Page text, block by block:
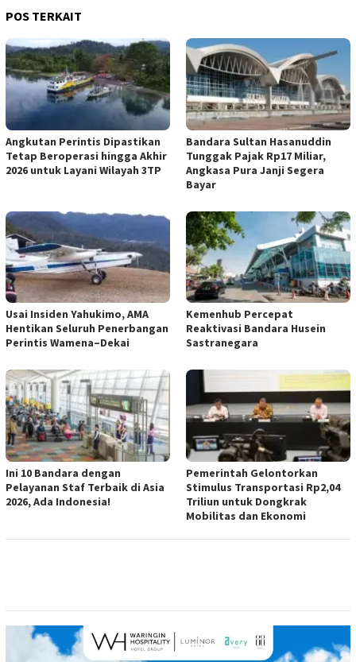
POS TERKAIT
Angkutan Perintis Dipastikan
Tetap Beroperasi hingga Akhir
2026 untuk Layani Wilayah 3TP
Bandara Sultan Hasanuddin
Tunggak Pajak Rp17 Miliar,
Angkasa Pura Janji Segera
Bayar
Usai Insiden Yahukimo, AMA
Hentikan Seluruh Penerbangan
Perintis Wamena–Dekai
Kemenhub Percepat
Reaktivasi Bandara Husein
Sastranegara
Ini 10 Bandara dengan
Pelayanan Staf Terbaik di Asia
2026, Ada Indonesia!
Pemerintah Gelontorkan
Stimulus Transportasi Rp2,04
Triliun untuk Dongkrak
Mobilitas dan Ekonomi